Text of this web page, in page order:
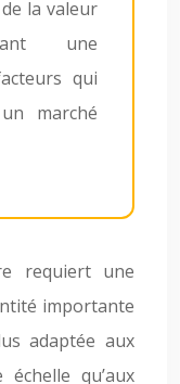
la valeur
une
qui
marché
requiert une
importante
adaptée aux
qu’aux